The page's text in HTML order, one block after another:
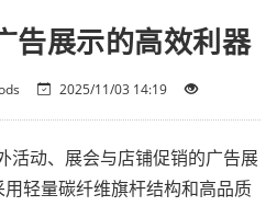
告展示的高效利器
2025/11/03 14:19
活动、展会与店铺促销的广告展
用轻量碳纤维旗杆结构和高品质